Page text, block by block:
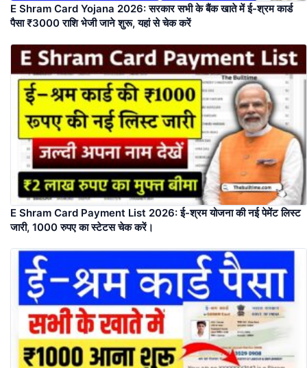
E Shram Card Yojana 2026: सरकार सभी के बैंक खाते में ई-श्रम कार्ड
पैसा ₹3000 राशि भेजी जाने शुरू, यहां से चेक करें
E Shram Card Payment List 2026: ई-श्रम योजना की नई पेमेंट लिस्ट
जारी, 1000 रुपए का स्टेटस चेक करें।